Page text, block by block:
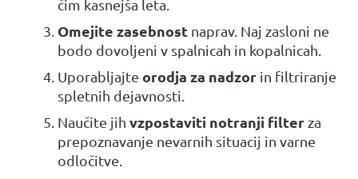
čim kasnejša leta.
Omejite zasebnost naprav. Naj zasloni ne
bodo dovoljeni v spalnicah in kopalnicah.
Uporabljajte orodja za nadzor in filtriranje
spletnih dejavnosti.
Naučite jih vzpostaviti notranji filter za
prepoznavanje nevarnih situacij in varne
odločitve.